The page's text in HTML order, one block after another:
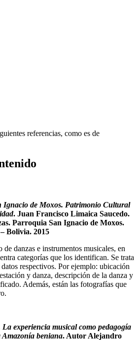
referencias, como es de
Ignacio de Moxos. Patrimonio Cultural
. Juan Francisco Limaica Saucedo.
Parroquia San Ignacio de Moxos.
Bolivia. 2015
danzas e instrumentos musicales, en
categorías que los identifican. Se trata
respectivos. Por ejemplo: ubicación
y danza, descripción de la danza y
Además, están las fotografías que
experiencia musical como pedagogía
beniana. Autor Alejandro